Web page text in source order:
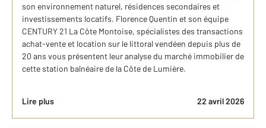
son environnement naturel, résidences secondaires et
investissements locatifs. Florence Quentin et son équipe
CENTURY 21 La Côte Montoise, spécialistes des transactions
achat-vente et location sur le littoral vendéen depuis plus de
20 ans vous présentent leur analyse du marché immobilier de
cette station balnéaire de la Côte de Lumière.
Lire plus 22 avril 2026